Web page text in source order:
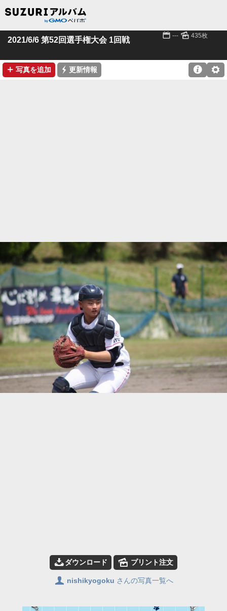
2021/6/6 第52回選手権大会 1回戦 📅 --- 🌄 435枚
➕ 写真を追加 ⚡ 更新情報 ⚙

📥ダウンロード 🌄 プリント注文
👤 nishikyogoku さんの写真一覧へ